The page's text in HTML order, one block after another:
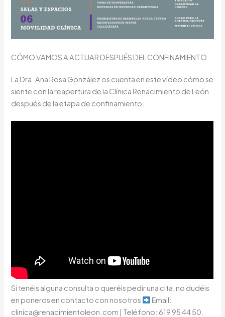
CÓMO VAMOS A ACTUAR DESPUÉS DEL CONFINAMIENTO
La Dra. Ana Rosa González os cuenta en este vídeo cómo se
siente con la reapertura de la Clínica Renacimiento de León
después de la etapa de confinamiento.
Si tenéis alguna consulta o queréis pedir una cita, no dudéis
en poneros en contacto con nosotros
Email:
clinica@renacimientoleon.com | Teléfono: 619 95 44 50.